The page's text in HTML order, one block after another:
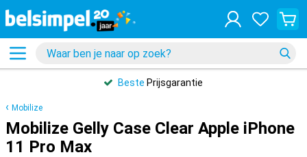
Beste Prijsgarantie
Mobilize
Mobilize Gelly Case Clear Apple iPhone
11 Pro Max